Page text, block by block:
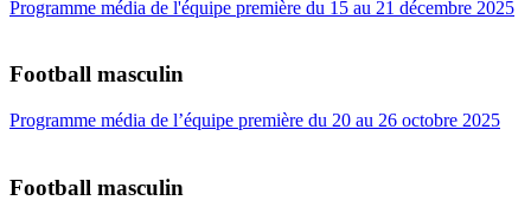
Programme média de l'équipe première du 15 au 21 décembre 2025
Football masculin
Programme média de l’équipe première du 20 au 26 octobre 2025
Football masculin